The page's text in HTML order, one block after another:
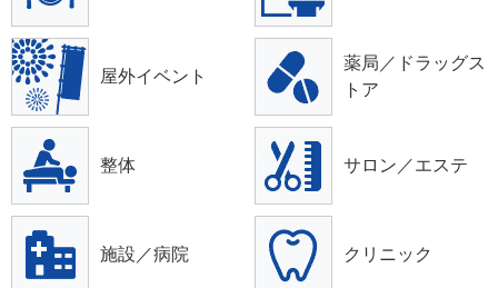
屋外イベント
薬局／ドラッグス
トア
整体 サロン／エステ
施設／病院 クリニック